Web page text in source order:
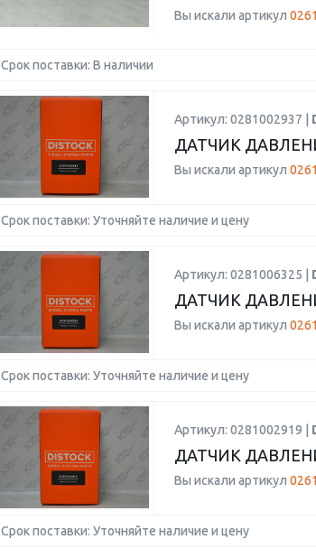
Вы искали артикул
Срок поставки: В наличии
Артикул: 0281002937 |
ДАТЧИК
Вы искали артикул
Срок поставки: Уточняйте наличие и цену
Артикул: 0281006325 |
ДАТЧИК
Вы искали артикул
Срок поставки: Уточняйте наличие и цену
Артикул: 0281002919 |
ДАТЧИК
Вы искали артикул
Срок поставки: Уточняйте наличие и цену